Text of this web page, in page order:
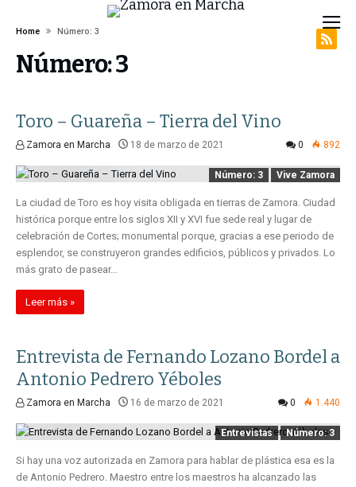
Home Número: 3
Número: 3
Toro – Guareña – Tierra del Vino
Zamora en Marcha 18 de marzo de 2021 0 892
Número: 3 Vive Zamora
La ciudad de Toro es hoy visita obligada en tierras de Zamora. Ciudad
histórica porque entre los siglos XII y XVI fue sede real y lugar de
celebración de Cortes; monumental porque, gracias a ese periodo de
esplendor, se construyeron grandes edificios, públicos y privados. Lo
más grato de pasear…
Leer más »
Entrevista de Fernando Lozano Bordel a
Antonio Pedrero Yéboles
Zamora en Marcha 16 de marzo de 2021 0 1.440
Entrevistas Número: 3
Si hay una voz autorizada en Zamora para hablar de plástica esa es la
de Antonio Pedrero. Maestro entre los maestros ha alcanzado las